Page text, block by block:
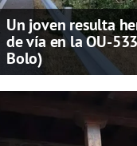
Un joven resulta
de vía en la OU-
Bolo)